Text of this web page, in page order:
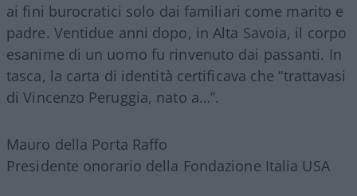
ai fini burocratici solo dai familiari come marito e
padre. Ventidue anni dopo, in Alta Savoia, il corpo
esanime di un uomo fu rinvenuto dai passanti. In
tasca, la carta di identità certificava che “trattavasi
di Vincenzo Peruggia, nato a…”.
Mauro della Porta Raffo
Presidente onorario della Fondazione Italia USA